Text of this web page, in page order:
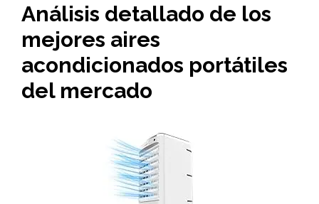
Análisis detallado de los
mejores aires
acondicionados portátiles
del mercado